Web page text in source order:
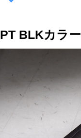
PT BLKカラー